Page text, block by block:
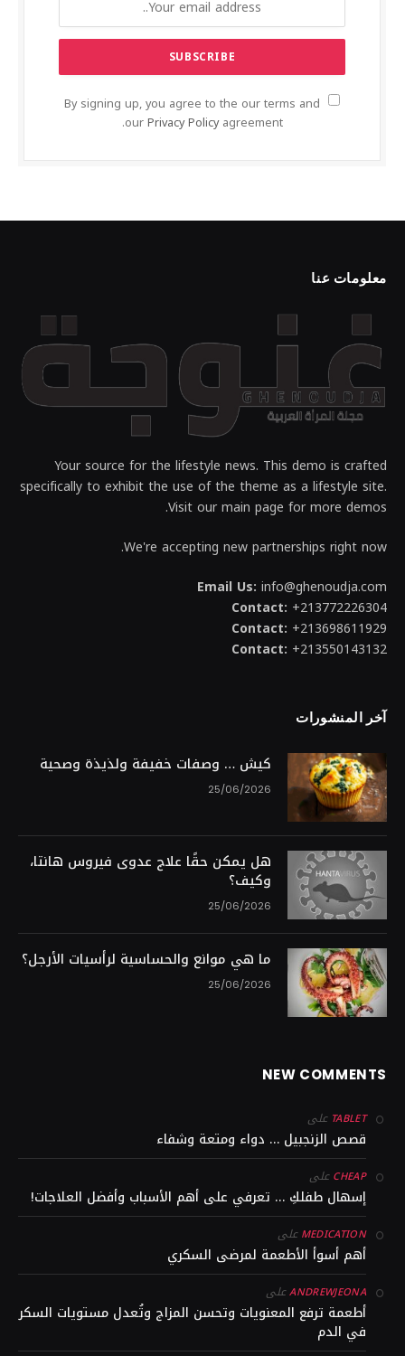
By signing up, you agree to the our terms and
ourPrivacy Policyagreement.
معلومات عنا
Your source for the lifestyle news. This demo is crafted
specifically to exhibit the use of the theme as a lifestyle site.
Visit our main page for more demos.
We're accepting new partnerships right now.
Email Us: info@ghenoudja.com
Contact: +213772226304
Contact: +213698611929
Contact: +213550143132
آخر المنشورات
كيش … وصفات خفيفة ولذيذة وصحية
25/06/2026
هل يمكن حقًا علاج عدوى فيروس هانتا،
وكيف؟
25/06/2026
ما هي موانع والحساسية لرأسيات الأرجل؟
25/06/2026
NEW COMMENTS
TABLET على
قصص الزنجبيل … دواء ومتعة وشفاء
CHEAPعلى
إسهال طفلكِ … تعرفي على أهم الأسباب وأفضل العلاجات!
MEDICATIONعلى
أهم أسوأ الأطعمة لمرضى السكري
ANDREWJEONAعلى
أطعمة ترفع المعنويات وتحسن المزاج وتُعدل مستويات السكر
في الدم